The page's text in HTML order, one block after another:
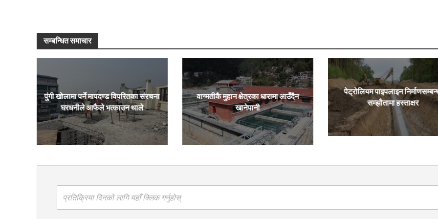
सम्बन्धित समाचार
पुंगी खोलामा पर्ने मापदण्ड विपरितका संरचना
घरधनीले आफैले भत्काउन थाले
वाग्मतीकै मुहान क्षेत्रका धारामा आउँदैन
खानेपानी
पेट्रोलियम पाइपलाइन
सम्झौतामा हस्ताक्षर
प्रतिक्रिया दिनको लागि यहाँ क्लिक गर्नुहोस्